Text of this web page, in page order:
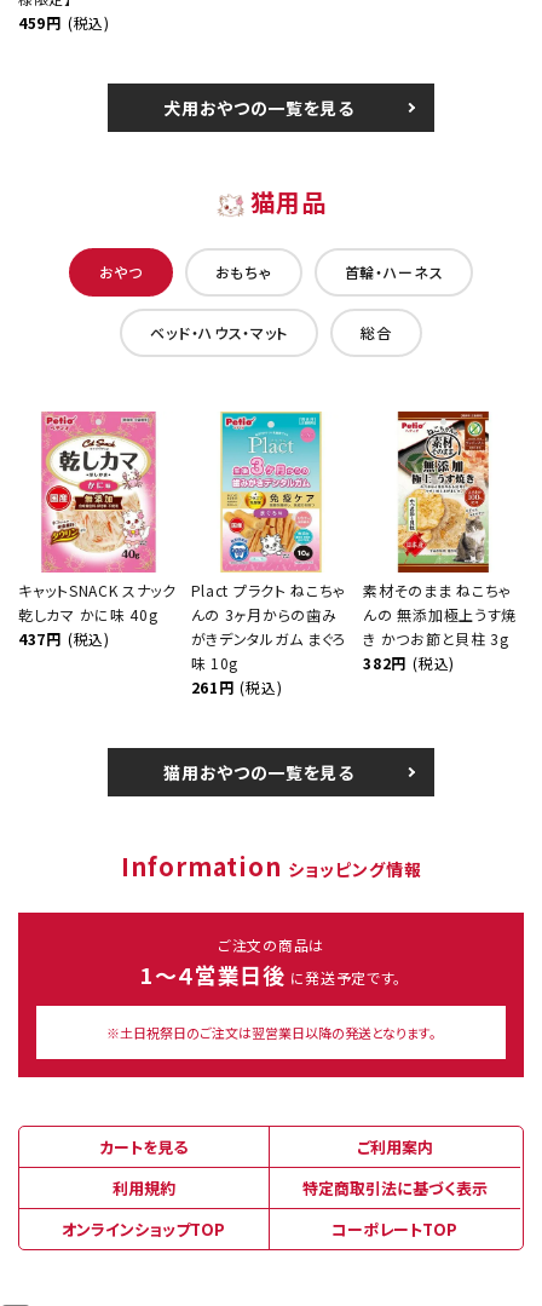
459円 (税込)
犬用おやつの一覧を見る
猫用品
おやつ おもちゃ 首輪・ハーネス
ベッド・ハウス・マット 総合
キャットSNACK スナック
乾しカマ かに味 40g
437円 (税込)
Plact プラクト ねこちゃ
んの 3ヶ月からの歯み
がきデンタルガム まぐろ
味 10g
261円 (税込)
素材そのまま ねこちゃ
んの 無添加極上うす焼
き かつお節と貝柱 3g
382円 (税込)
猫用おやつの一覧を見る
Information ショッピング情報
ご注文の商品は
1～４営業日後 に発送予定です。
※土日祝祭日のご注文は翌営業日以降の発送となります。
カートを見る
ご利用案内
利用規約
特定商取引法に基づく表示
オンラインショップTOP
コーポレートTOP